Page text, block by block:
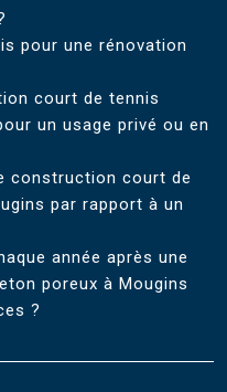
pour une rénovation
court de tennis
un usage privé ou en
construction court de
par rapport à un
année après une
poreux à Mougins
?